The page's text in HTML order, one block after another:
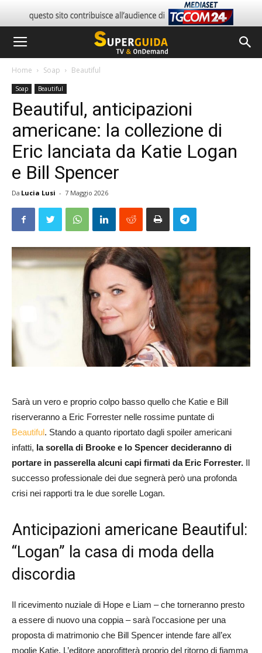
Home Soap Beautiful
Soap Beautiful
Beautiful, anticipazioni
americane: la collezione di
Eric lanciata da Katie Logan
e Bill Spencer
Da Lucia Lusi - 7 Maggio 2026
Sarà un vero e proprio colpo basso quello che Katie e Bill
riserveranno a Eric Forrester nelle rossime puntate di
Beautiful. Stando a quanto riportato dagli spoiler americani
infatti, la sorella di Brooke e lo Spencer decideranno di
portare in passerella alcuni capi firmati da Eric Forrester. Il
successo professionale dei due segnerà però una profonda
crisi nei rapporti tra le due sorelle Logan.
Anticipazioni americane Beautiful:
“Logan” la casa di moda della
discordia
Il ricevimento nuziale di Hope e Liam – che torneranno presto
a essere di nuovo una coppia – sarà l’occasione per una
proposta di matrimonio che Bill Spencer intende fare all’ex
moglie Katie. L’editore approfitterà proprio del ritorno di fiamma